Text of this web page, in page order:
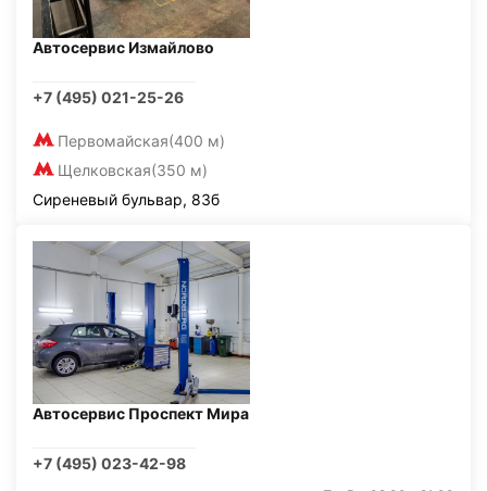
Автосервис Измайлово
+7 (495) 021-25-26
Первомайская(400 м)
Щелковская(350 м)
Сиреневый бульвар, 83б
Автосервис Проспект Мира
+7 (495) 023-42-98